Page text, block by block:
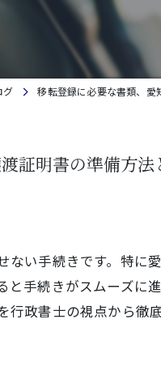
グ 移転登録に必要な書類、愛
証明書の準備方法
い手続きです。特に
手続きがスムーズに
政書士の視点から徹